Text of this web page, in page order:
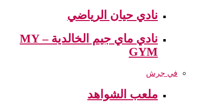
نادي حيان الرياضي
نادي ماي جيم الخالدية – MY
GYM
في جرش
ملعب الشواهد